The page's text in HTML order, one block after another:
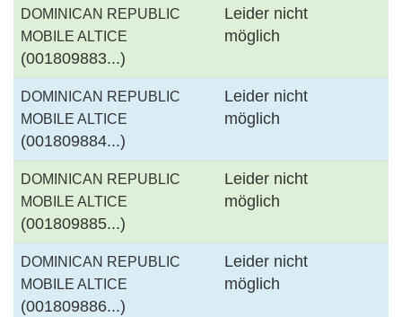
DOMINICAN REPUBLIC
MOBILE ALTICE
(001809883...)
Leider nicht
möglich
DOMINICAN REPUBLIC
MOBILE ALTICE
(001809884...)
Leider nicht
möglich
DOMINICAN REPUBLIC
MOBILE ALTICE
(001809885...)
Leider nicht
möglich
DOMINICAN REPUBLIC
MOBILE ALTICE
(001809886...)
Leider nicht
möglich